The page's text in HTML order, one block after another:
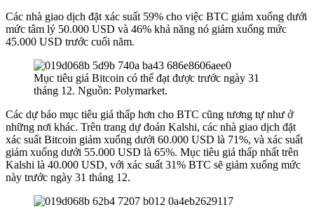
Các nhà giao dịch đặt xác suất 59% cho việc BTC giảm xuống dưới
mức tâm lý 50.000 USD và 46% khả năng nó giảm xuống mức
45.000 USD trước cuối năm.
Mục tiêu giá Bitcoin có thể đạt được trước ngày 31
tháng 12. Nguồn: Polymarket.
Các dự báo mục tiêu giá thấp hơn cho BTC cũng tương tự như ở
những nơi khác. Trên trang dự đoán Kalshi, các nhà giao dịch đặt
xác suất Bitcoin giảm xuống dưới 60.000 USD là 71%, và xác suất
giảm xuống dưới 55.000 USD là 65%. Mục tiêu giá thấp nhất trên
Kalshi là 40.000 USD, với xác suất 31% BTC sẽ giảm xuống mức
này trước ngày 31 tháng 12.